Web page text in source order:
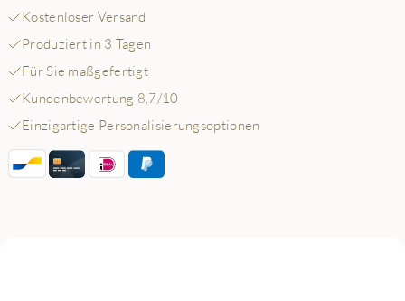
Kostenloser Versand
Produziert in 3 Tagen
Für Sie maßgefertigt
Kundenbewertung 8,7/10
Einzigartige Personalisierungsoptionen